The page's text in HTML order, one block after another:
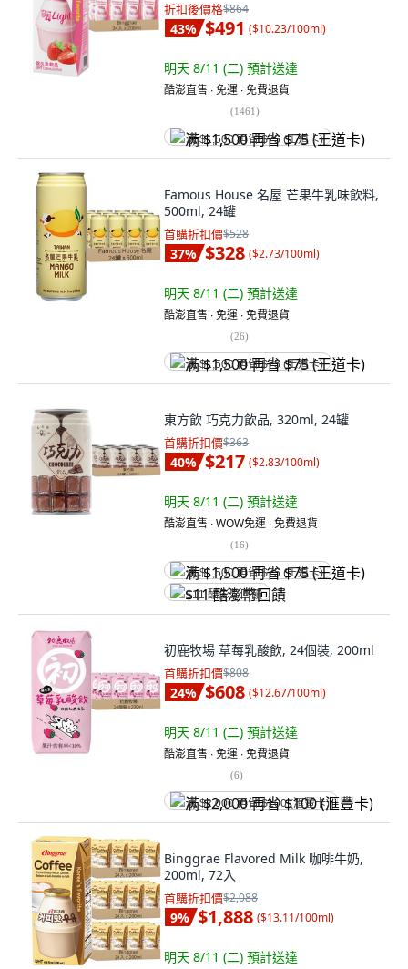
折扣後價格$864
43% $491 ($10.23/100ml)
明天 8/11 (二) 預計送達
酷澎直售 ∙ 免運 ∙ 免費退貨
(1461)
满 $1,500 再省 $75 (王道卡)
Famous House 名屋 芒果牛乳味飲料,
500ml, 24罐
首購折扣價$528
37% $328 ($2.73/100ml)
明天 8/11 (二) 預計送達
酷澎直售 ∙ 免運 ∙ 免費退貨
(26)
满 $1,500 再省 $75 (王道卡)
東方飲 巧克力飲品, 320ml, 24罐
首購折扣價$363
40% $217 ($2.83/100ml)
明天 8/11 (二) 預計送達
酷澎直售 ∙ WOW免運 ∙ 免費退貨
(16)
满 $1,500 再省 $75 (王道卡)
$11 酷澎幣回饋
初鹿牧場 草莓乳酸飲, 24個裝, 200ml
首購折扣價$808
24% $608 ($12.67/100ml)
明天 8/11 (二) 預計送達
酷澎直售 ∙ 免運 ∙ 免費退貨
(6)
满 $2,000 再省 $100 (滙豐卡)
Binggrae Flavored Milk 咖啡牛奶,
200ml, 72入
首購折扣價$2,088
9% $1,888 ($13.11/100ml)
明天 8/11 (二) 預計送達